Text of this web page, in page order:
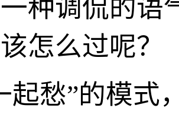
种调侃的语
怎么过呢？
起愁”的模式